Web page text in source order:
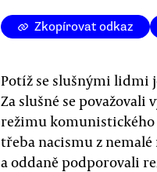
Zkopírovat odkaz
Potíž se slušnými lidmi
Za slušné se
režimu komunistického
třeba nacismu z
a oddaně podporovali